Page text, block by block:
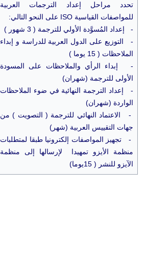
تحدد مراحل إعداد الترجمات العربية
للمواصفات القياسية ISO على النحو التالي:
- إعداد المُسوَّدة الأولي للترجمة ( 3 شهور )
- التوزيع على الدول العربية للدراسة و إبداء
الملاحظات ( 15 يوما )
- إبداء الرأي والملاحظات على المسودة
الأولى للترجمة (شهران)
- إعداد الترجمة النهائية في ضوء الملاحظات
الواردة (شهران)
- الاعتماد النهائي للترجمة ( التصويت ) من
جهات التقييس العربية (شهر)
- تجهيز المواصفات إلكترونيا طبقا لمتطلبات
منظمة الأيزو تمهيدا لإرسالها إلى منظمة
الآيزو للنشر ( 15يوما)